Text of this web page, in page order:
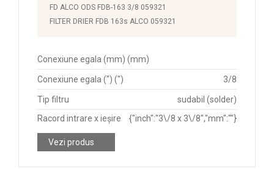
FD ALCO ODS FDB-163 3/8 059321
FILTER DRIER FDB 163s ALCO 059321
Conexiune egala (mm) (mm)
Conexiune egala (") (") 3/8
Tip filtru
sudabil (solder)
Racord intrare x ieșire
{"inch":"3\/8 x 3\/8","mm":""}
Vezi produs